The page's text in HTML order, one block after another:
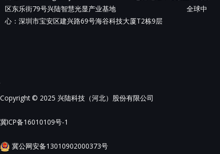
区东乐街79号兴陆智慧光显产业基地 全球中
心：深圳市宝安区建兴路69号海谷科技大厦T2栋9层
Copyright © 2025 兴陆科技（河北）股份有限公司
冀ICP备16010109号-1
冀公网安备13010902000373号